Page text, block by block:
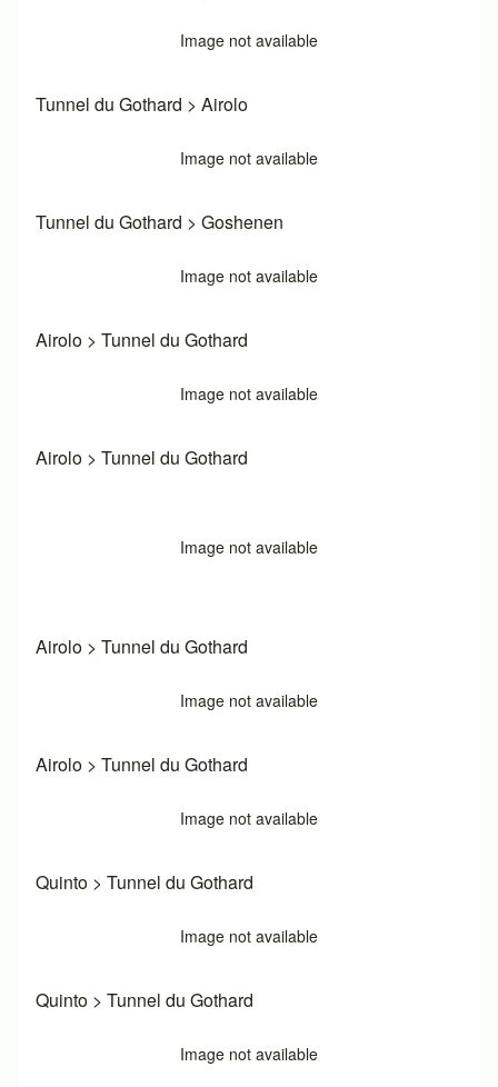
Image not available
Tunnel du Gothard > Airolo
Image not available
Tunnel du Gothard > Goshenen
Image not available
Airolo > Tunnel du Gothard
Image not available
Airolo > Tunnel du Gothard
Image not available
Airolo > Tunnel du Gothard
Image not available
Airolo > Tunnel du Gothard
Image not available
Quinto > Tunnel du Gothard
Image not available
Quinto > Tunnel du Gothard
Image not available